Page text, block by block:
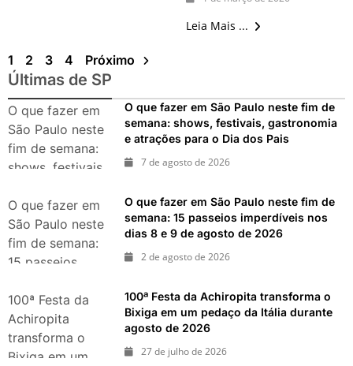
Leia Mais ...
1 2 3 4 Próximo
Últimas de SP
O que fazer em
São Paulo neste
fim de semana:
shows, festivais,
atrações para o
Dia dos Pais
O que fazer em São Paulo neste fim de
semana: shows, festivais, gastronomia
e atrações para o Dia dos Pais
7 de agosto de 2026
O que fazer em
São Paulo neste
fim de semana:
15 passeios
dias 8 e 9 de
agosto de 2026
O que fazer em São Paulo neste fim de
semana: 15 passeios imperdíveis nos
dias 8 e 9 de agosto de 2026
2 de agosto de 2026
100ª Festa da
Achiropita
transforma o
Bixiga em um
100ª Festa da Achiropita transforma o
Bixiga em um pedaço da Itália durante
agosto de 2026
27 de julho de 2026